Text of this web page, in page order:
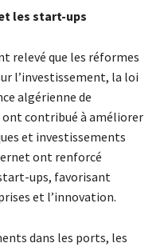
les start-ups
relevé que les réformes
l’investissement, la loi
algérienne de
contribué à améliorer
et investissements
ont renforcé
ups, favorisant
et l’innovation.
dans les ports, les